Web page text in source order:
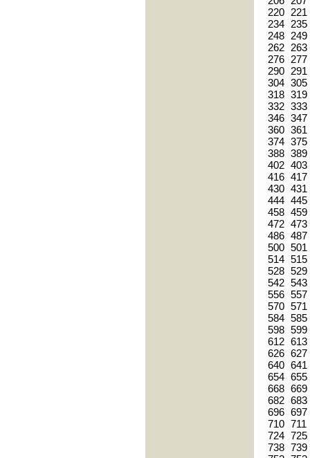
220
221
234
235
248
249
262
263
276
277
290
291
304 305
318 319
332 333
346 347
360 361
374 375
388 389
402 403
416 417
430 431
444 445
458 459
472 473
486 487
500 501
514 515
528 529
542 543
556 557
570 571
584 585
598 599
612 613
626 627
640 641
654 655
668 669
682 683
696 697
710 711
724 725
738 739